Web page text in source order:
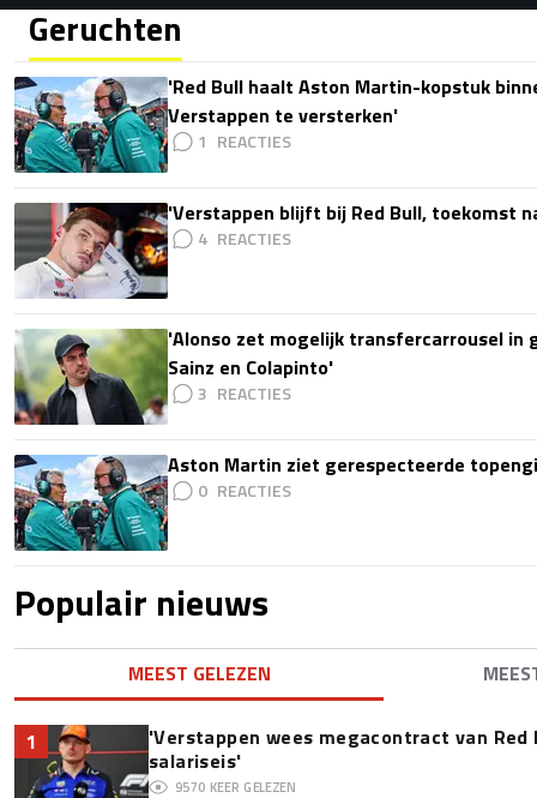
Geruchten
'Red Bull haalt Aston Martin-kopstuk
Verstappen te versterken'
1
'Verstappen blijft bij Red Bull, toekomst
4
'Alonso zet mogelijk transfercarrousel in
Sainz en Colapinto'
3
Aston Martin ziet gerespecteerde
0
Populair nieuws
MEEST GELEZEN
1
'Verstappen wees megacontract van
salariseis'
9570 KEER GELEZEN